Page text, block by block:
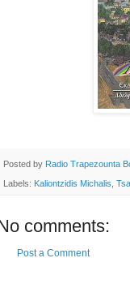
Posted by Radio Trapezounta
Labels: Kaliontzidis Michalis
comments:
Post a Comment